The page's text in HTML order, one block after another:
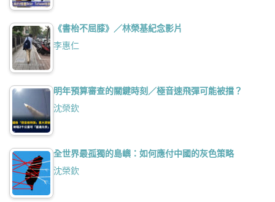
《書枱不屈膝》／林榮基紀念影片
李惠仁
明年預算審查的關鍵時刻／極音速飛彈可能被擋？
沈榮欽
全世界最孤獨的島嶼：如何應付中國的灰色策略
沈榮欽